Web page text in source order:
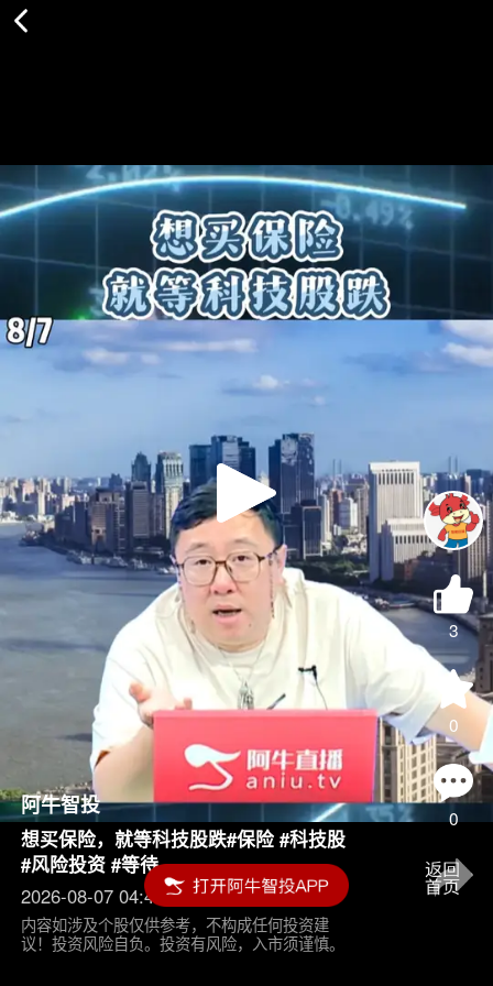
Play
Video
3
0
0
阿牛智投
想买保险，就等科技股跌#保险 #科技股
#风险投资 #等待
2026-08-07 04:45
内容如涉及个股仅供参考，不构成任何投资建
议！投资风险自负。投资有风险，入市须谨慎。